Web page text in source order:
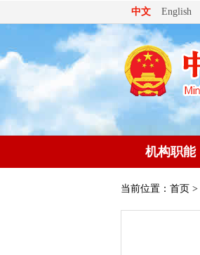
中文 English
机构职能
当前位置： 首页 >